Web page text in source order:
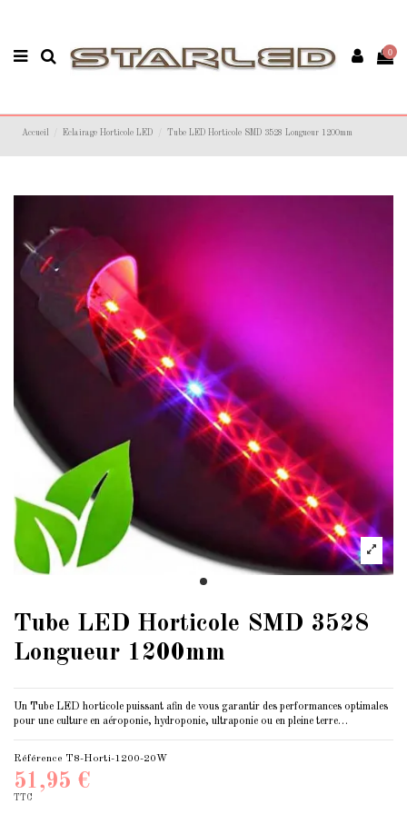
0
Accueil Eclairage Horticole LED Tube LED Horticole SMD 3528 Longueur 1200mm
Tube LED Horticole SMD 3528
Longueur 1200mm
Un Tube LED horticole puissant afin de vous garantir des performances optimales
pour une culture en aéroponie, hydroponie, ultraponie ou en pleine terre…
Référence T8-Horti-1200-20W
51,95 €
TTC